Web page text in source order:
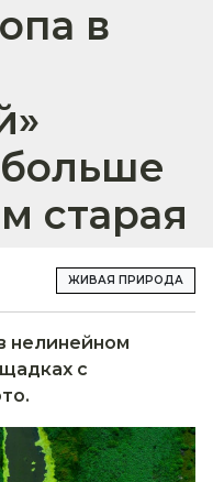
в
старая
ЖИВАЯ ПРИРОДА
нелинейном
с